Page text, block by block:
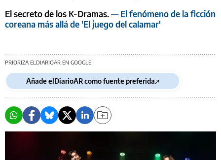
El secreto de los K-Dramas.— El fenómeno de la ficción
coreana más allá de 'El juego del calamar'
PRIORIZA ELDIARIOAR EN GOOGLE
Añade elDiarioAR como fuente preferida